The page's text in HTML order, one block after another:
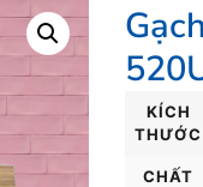
KÍCH
THƯỚC
CHẤT